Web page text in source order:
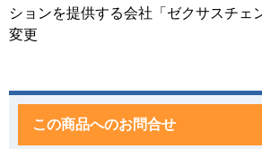
ションを提供する会社「ゼクサスチェ
変更
この商品へのお問合せ